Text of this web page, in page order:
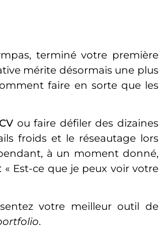
terminé votre première
mérite désormais une plus
faire en sorte que les
CV ou faire défiler des dizaines
froids et le réseautage lors
à un moment donné,
Est-ce que je peux voir votre
votre meilleur outil de
.